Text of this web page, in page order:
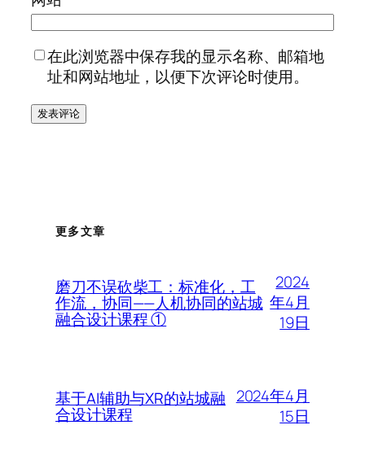
在此浏览器中保存我的显示名称、邮箱地
址和网站地址，以便下次评论时使用。
更多文章
磨刀不误砍柴工：标准化，工
作流，协同——人机协同的站城
融合设计课程 ①
2024
年4月
19日
基于AI辅助与XR的站城融
合设计课程
2024年4月
15日